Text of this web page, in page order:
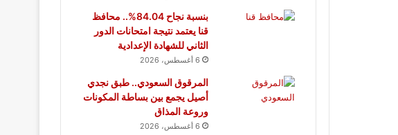
بنسبة نجاح 84.04%.. محافظ
قنا يعتمد نتيجة امتحانات الدور
الثاني للشهادة الإعدادية
6 أغسطس، 2026
المرقوق السعودي.. طبق نجدي
أصيل يجمع بين بساطة المكونات
وروعة المذاق
6 أغسطس، 2026